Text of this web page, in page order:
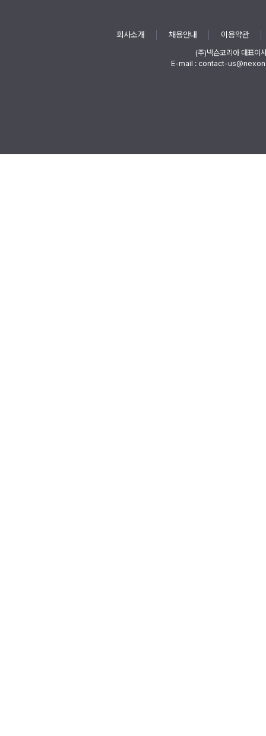
회사소개 채용안내 이용약관
(주)넥슨코리아 대표이
E-mail : contact-